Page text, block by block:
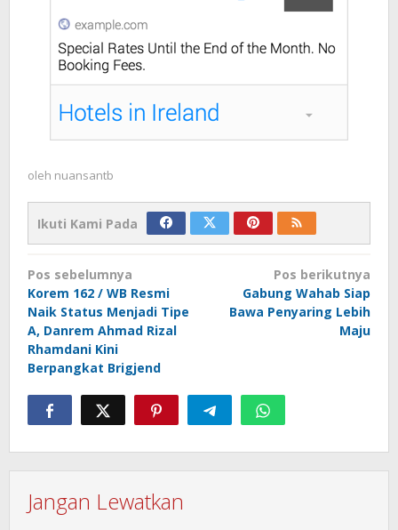
oleh nuansantb
Ikuti Kami Pada
Navigasi
pos
Pos sebelumnya
Korem 162 / WB Resmi
Naik Status Menjadi Tipe
A, Danrem Ahmad Rizal
Rhamdani Kini
Berpangkat Brigjend
Pos berikutnya
Gabung Wahab Siap
Bawa Penyaring Lebih
Maju
Jangan Lewatkan